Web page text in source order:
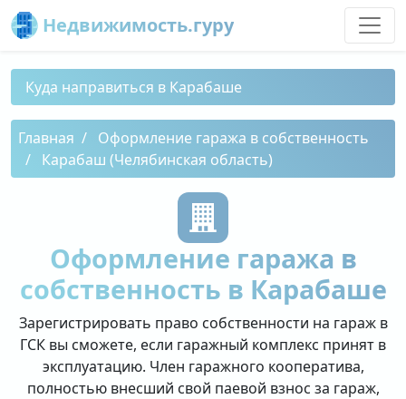
Недвижимость.гуру
Куда направиться в Карабаше
Главная
Оформление гаража в собственность
Карабаш (Челябинская область)
Оформление гаража в
собственность в Карабаше
Зарегистрировать право собственности на гараж в
ГСК вы сможете, если гаражный комплекс принят в
эксплуатацию. Член гаражного кооператива,
полностью внесший свой паевой взнос за гараж,